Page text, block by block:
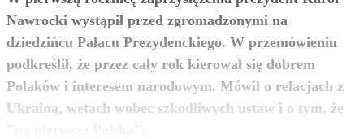
Nawrocki wystąpił przed zgromadzonymi na
dziedzińcu Pałacu Prezydenckiego. W przemówieniu
podkreślił, że przez cały rok kierował się dobrem
Polaków i interesem narodowym. Mówił o relacjach z
Ukrainą, wetach wobec szkodliwych ustaw i o tym, że
zobacz więcej